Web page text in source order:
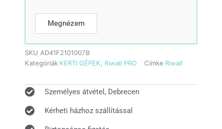
Megnézem
SKU AD41F2101007B
Kategóriák KERTI GÉPEK Riwall PRO Címke Riwall
Személyes átvétel, Debrecen
Kérheti házhoz szállítással